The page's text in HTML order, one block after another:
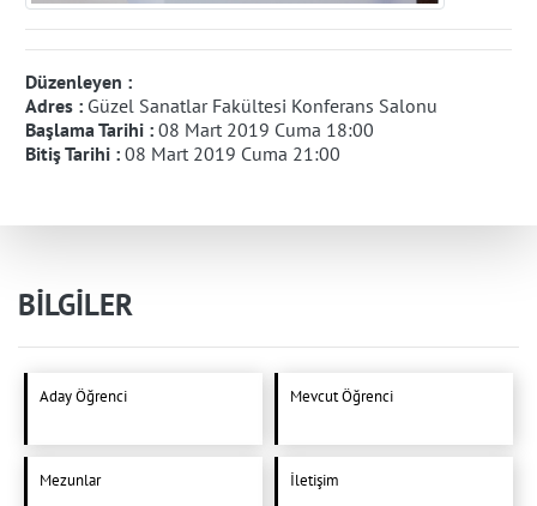
Düzenleyen :
Adres : Güzel Sanatlar Fakültesi Konferans Salonu
Başlama Tarihi : 08 Mart 2019 Cuma 18:00
Bitiş Tarihi : 08 Mart 2019 Cuma 21:00
BİLGİLER
Aday Öğrenci Mevcut Öğrenci
Mezunlar İletişim